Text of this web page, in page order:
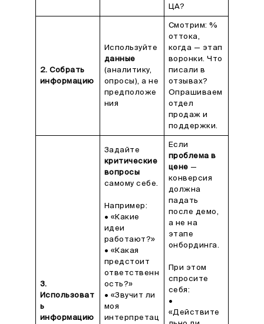
ЦА?
2. Собрать
информацию
Используйте
данные
(аналитику,
опросы), а не
предположе
ния
Смотрим: %
оттока,
когда — этап
воронки. Что
писали в
отзывах?
Опрашиваем
отдел
продаж и
поддержки.
3.
Использоват
ь
информацию
Задайте
критические
вопросы
самому себе.
Например:
• «Какие
идеи
работают?»
• «Какая
предстоит
ответственн
ость?»
• «Звучит ли
моя
интерпретац
Если
проблема в
цене —
конверсия
должна
падать
после демо,
а не на
этапе
онбординга.
При этом
спросите
себя:
•
«Действите